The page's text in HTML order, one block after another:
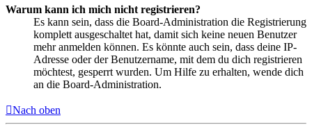
Warum kann ich mich nicht registrieren?
Es kann sein, dass die Board-Administration die Registrierung
komplett ausgeschaltet hat, damit sich keine neuen Benutzer
mehr anmelden können. Es könnte auch sein, dass deine IP-
Adresse oder der Benutzername, mit dem du dich registrieren
möchtest, gesperrt wurden. Um Hilfe zu erhalten, wende dich
an die Board-Administration.
Nach oben